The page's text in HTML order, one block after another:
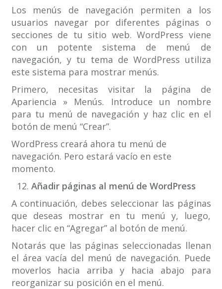
Los menús de navegación permiten a los
usuarios navegar por diferentes páginas o
secciones de tu sitio web. WordPress viene
con un potente sistema de menú de
navegación, y tu tema de WordPress utiliza
este sistema para mostrar menús.
Primero, necesitas visitar la página de
Apariencia » Menús. Introduce un nombre
para tu menú de navegación y haz clic en el
botón de menú “Crear”.
WordPress creará ahora tu menú de
navegación. Pero estará vacío en este
momento.
Añadir páginas al menú de WordPress
A continuación, debes seleccionar las páginas
que deseas mostrar en tu menú y, luego,
hacer clic en “Agregar” al botón de menú.
Notarás que las páginas seleccionadas llenan
el área vacía del menú de navegación. Puede
moverlos hacia arriba y hacia abajo para
reorganizar su posición en el menú.